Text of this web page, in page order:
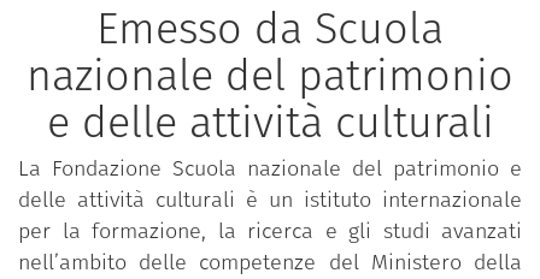
Emesso da Scuola
nazionale del patrimonio
e delle attività culturali
La Fondazione Scuola nazionale del patrimonio e
delle attività culturali è un istituto internazionale
per la formazione, la ricerca e gli studi avanzati
nell’ambito delle competenze del Ministero della